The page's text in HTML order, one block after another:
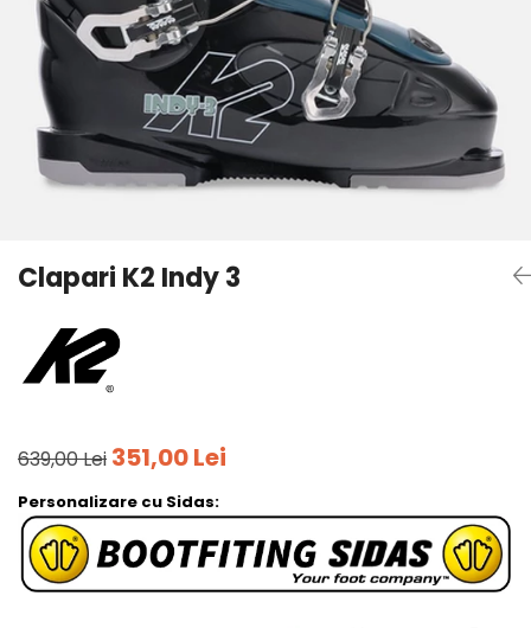
Pantaloni outdoor
Sosete Outdoor
Curele
Sepci
Bustiere
Clapari K2 Indy 3
639,00 Lei 351,00 Lei
Personalizare cu Sidas: